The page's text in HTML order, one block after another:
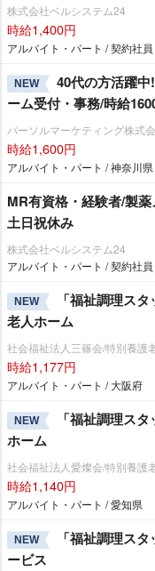
株式会社ベルシステム24
時給1,400円
アルバイト・パート / 契約社
NEW
40代の方活躍
ーム受付・事務/時給
パーソルマーケティング株式
時給1,600円
アルバイト・パート / 神奈川県
MR有資格・経験者/製
土日祝休み
株式会社ベルシステム24
アルバイト・パート / 契約社
NEW
「福祉調理ス
老人ホーム
社会福祉法人三篠会/特別養護
時給1,177円
アルバイト・パート / 大阪府
NEW
「福祉調理ス
ホーム
社会福祉法人愛燦会/特別養護
時給1,140円
アルバイト・パート / 愛知県
NEW
「福祉調理ス
ービス